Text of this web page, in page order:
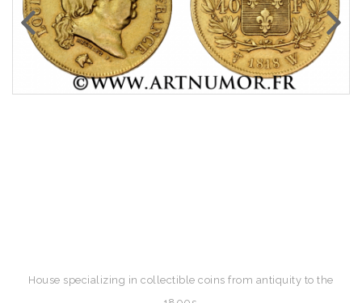
House specializing in collectible coins from antiquity to the